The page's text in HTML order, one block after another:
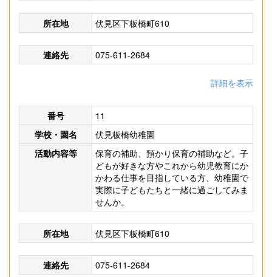
所在地 伏見区下板橋町610
連絡先 075-611-2684
詳細を表示
番号
11
学校・園名
伏見板橋幼稚園
活動内容等
保育の補助、預かり保育の補助など。子
どもが好きな方やこれから幼児教育にか
かわる仕事を目指している方、幼稚園で
実際に子どもたちと一緒に過ごしてみま
せんか。
所在地 伏見区下板橋町610
連絡先 075-611-2684